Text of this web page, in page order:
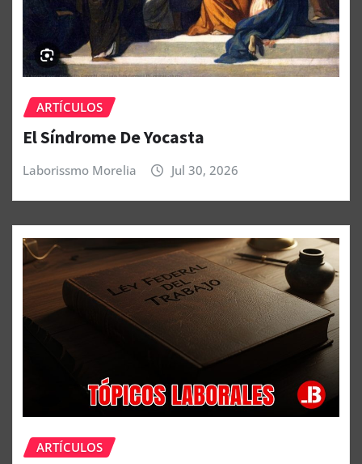
ARTÍCULOS
El Síndrome De Yocasta
Laborissmo Morelia Jul 30, 2026
ARTÍCULOS